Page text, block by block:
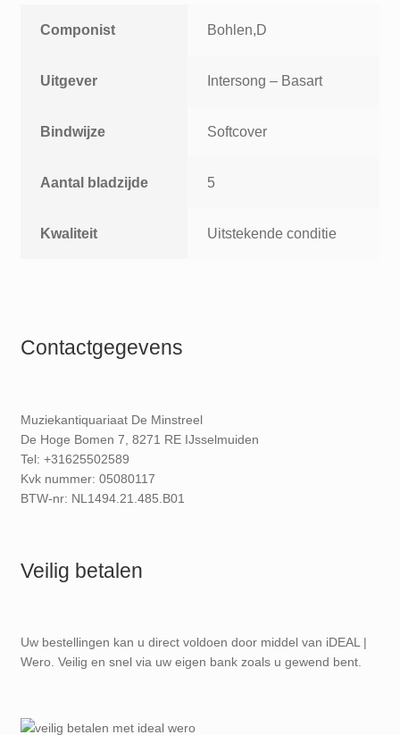
Componist Bohlen,D
Uitgever Intersong – Basart
Bindwijze Softcover
Aantal bladzijde 5
Kwaliteit Uitstekende conditie
Contactgegevens
Muziekantiquariaat De Minstreel
De Hoge Bomen 7, 8271 RE IJsselmuiden
Tel: +31625502589
Kvk nummer: 05080117
BTW-nr: NL1494.21.485.B01
Veilig betalen
Uw bestellingen kan u direct voldoen door middel van iDEAL |
Wero. Veilig en snel via uw eigen bank zoals u gewend bent.